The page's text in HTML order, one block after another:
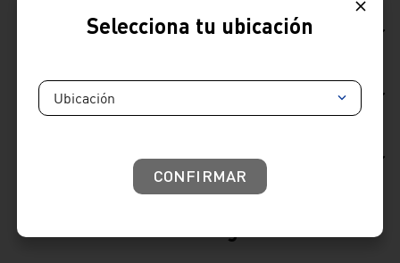
Ficha Técnica
Reseñas
Consideraciones de producto
Selecciona tu ubicación
Ubicación
CONFIRMAR